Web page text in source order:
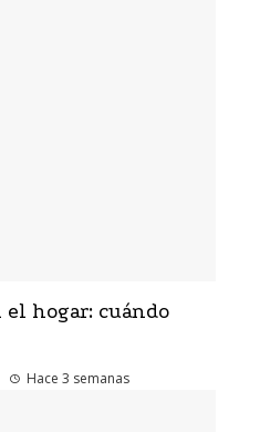
hogar: cuándo
Hace 3 semanas